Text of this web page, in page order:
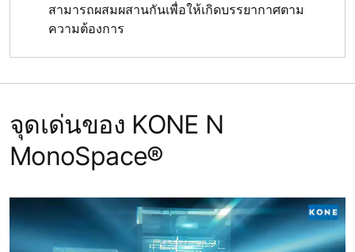
สามารถผสมผสานกันเพื่อให้เกิดบรรยากาศตาม
ความต้องการ
จุดเด่นของ KONE N
MonoSpace®